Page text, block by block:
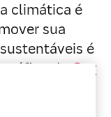
climática é
sua
é
do
Our
da
para a